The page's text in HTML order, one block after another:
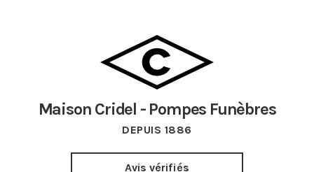
Maison Cridel - Pompes Funèbres
DEPUIS 1886
Avis vérifiés